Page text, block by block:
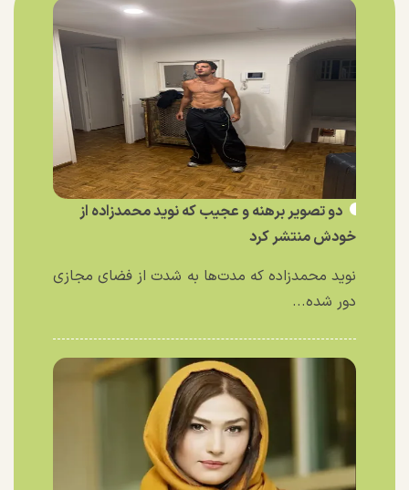
دو تصویر برهنه و عجیب که نوید محمدزاده از
خودش منتشر کرد
نوید محمدزاده که مدت‌ها به شدت از فضای مجازی
دور شده...